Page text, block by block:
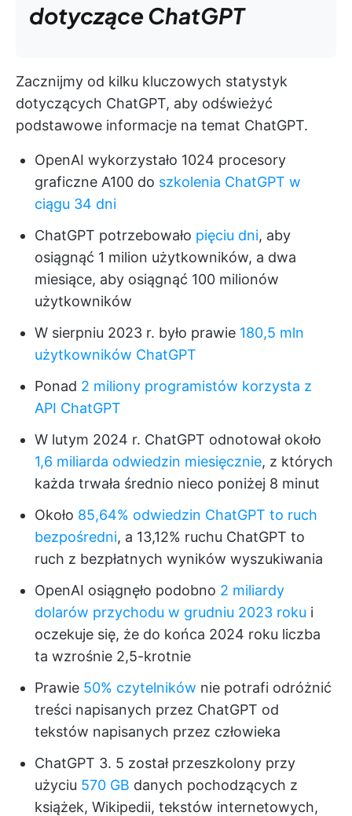
dotyczące ChatGPT
Zacznijmy od kilku kluczowych statystyk
dotyczących ChatGPT, aby odświeżyć
podstawowe informacje na temat ChatGPT.
OpenAI wykorzystało 1024 procesory
graficzne A100 do szkolenia ChatGPT w
ciągu 34 dni
ChatGPT potrzebowało pięciu dni, aby
osiągnąć 1 milion użytkowników, a dwa
miesiące, aby osiągnąć 100 milionów
użytkowników
W sierpniu 2023 r. było prawie 180,5 mln
użytkowników ChatGPT
Ponad 2 miliony programistów korzysta z
API ChatGPT
W lutym 2024 r. ChatGPT odnotował około
1,6 miliarda odwiedzin miesięcznie, z których
każda trwała średnio nieco poniżej 8 minut
Około 85,64% odwiedzin ChatGPT to ruch
bezpośredni, a 13,12% ruchu ChatGPT to
ruch z bezpłatnych wyników wyszukiwania
OpenAI osiągnęło podobno 2 miliardy
dolarów przychodu w grudniu 2023 roku i
oczekuje się, że do końca 2024 roku liczba
ta wzrośnie 2,5-krotnie
Prawie 50% czytelników nie potrafi odróżnić
treści napisanych przez ChatGPT od
tekstów napisanych przez człowieka
ChatGPT 3. 5 został przeszkolony przy
użyciu 570 GB danych pochodzących z
książek, Wikipedii, tekstów internetowych,